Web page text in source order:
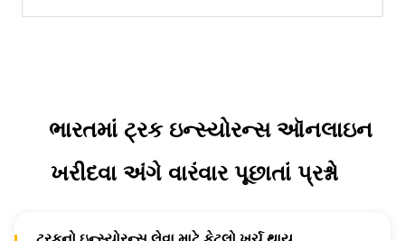
ભારતમાં ટ્રક ઇન્સ્યોરન્સ ઑનલાઇન
ખરીદવા અંગે વારંવાર પૂછાતાં પ્રશ્નો